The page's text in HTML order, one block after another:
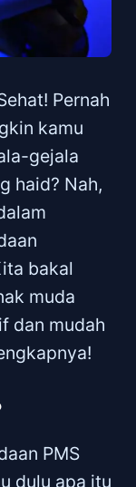
Pernah
kamu
gejala
haid? Nah,
bakal
muda
dan mudah
PMS
dulu apa itu